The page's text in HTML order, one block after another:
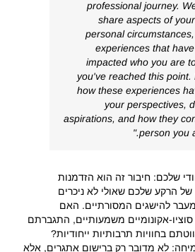
professional journey.
share aspects of
personal
experiences that
impacted who you are
you've reached this point.
how these experiences
your perspectives,
aspirations, and how they
person you
שלכם: חיבור זה הוא הזדמנות
הרקע שלכם שאולי לא ניכרים
להישגים המסורתיים. האם
אקונומיים משמעותיים, התגברתם
בחוויות תרבותיות ייחודיות?
לא מדובר רק ברישום אתגרים, אלא